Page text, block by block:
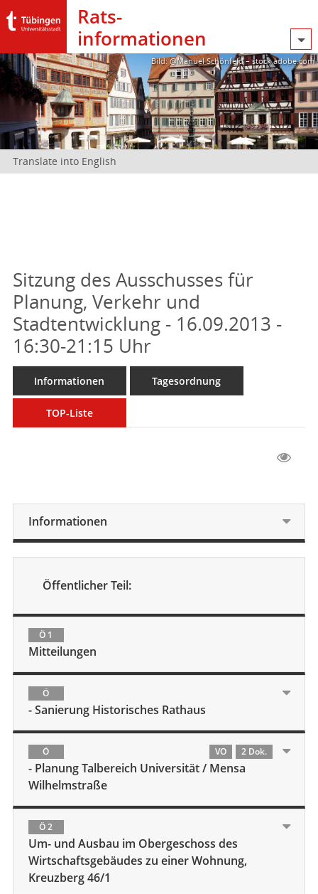
Rats­
informationen
Bild: @Manuel Schönfeld – stock.adobe.com
Translate into English
Sitzung des Ausschusses für
Planung, Verkehr und
Stadtentwicklung - 16.09.2013 -
16:30-21:15 Uhr
Informationen Tagesordnung
TOP-Liste
Informationen
Öffentlicher Teil:
Ö 1
Mitteilungen
Ö
- Sanierung Historisches Rathaus
Ö VO 2 Dok.
- Planung Talbereich Universität / Mensa
Wilhelmstraße
Ö 2
Um- und Ausbau im Obergeschoss des
Wirtschaftsgebäudes zu einer Wohnung,
Kreuzberg 46/1